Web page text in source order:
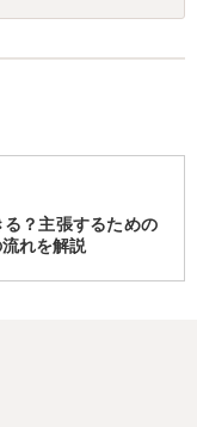
よいように思います。
？主張するための
れを解説